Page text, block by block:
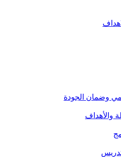
وضمان الجودة
والأهداف